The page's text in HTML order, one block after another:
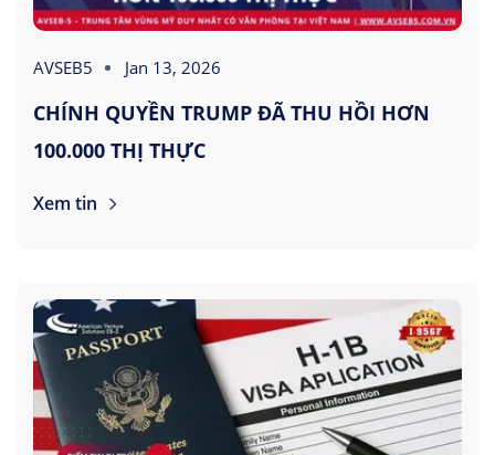
AVSEB5 Jan 13, 2026
CHÍNH QUYỀN TRUMP ĐÃ THU HỒI HƠN
100.000 THỊ THỰC
Xem tin